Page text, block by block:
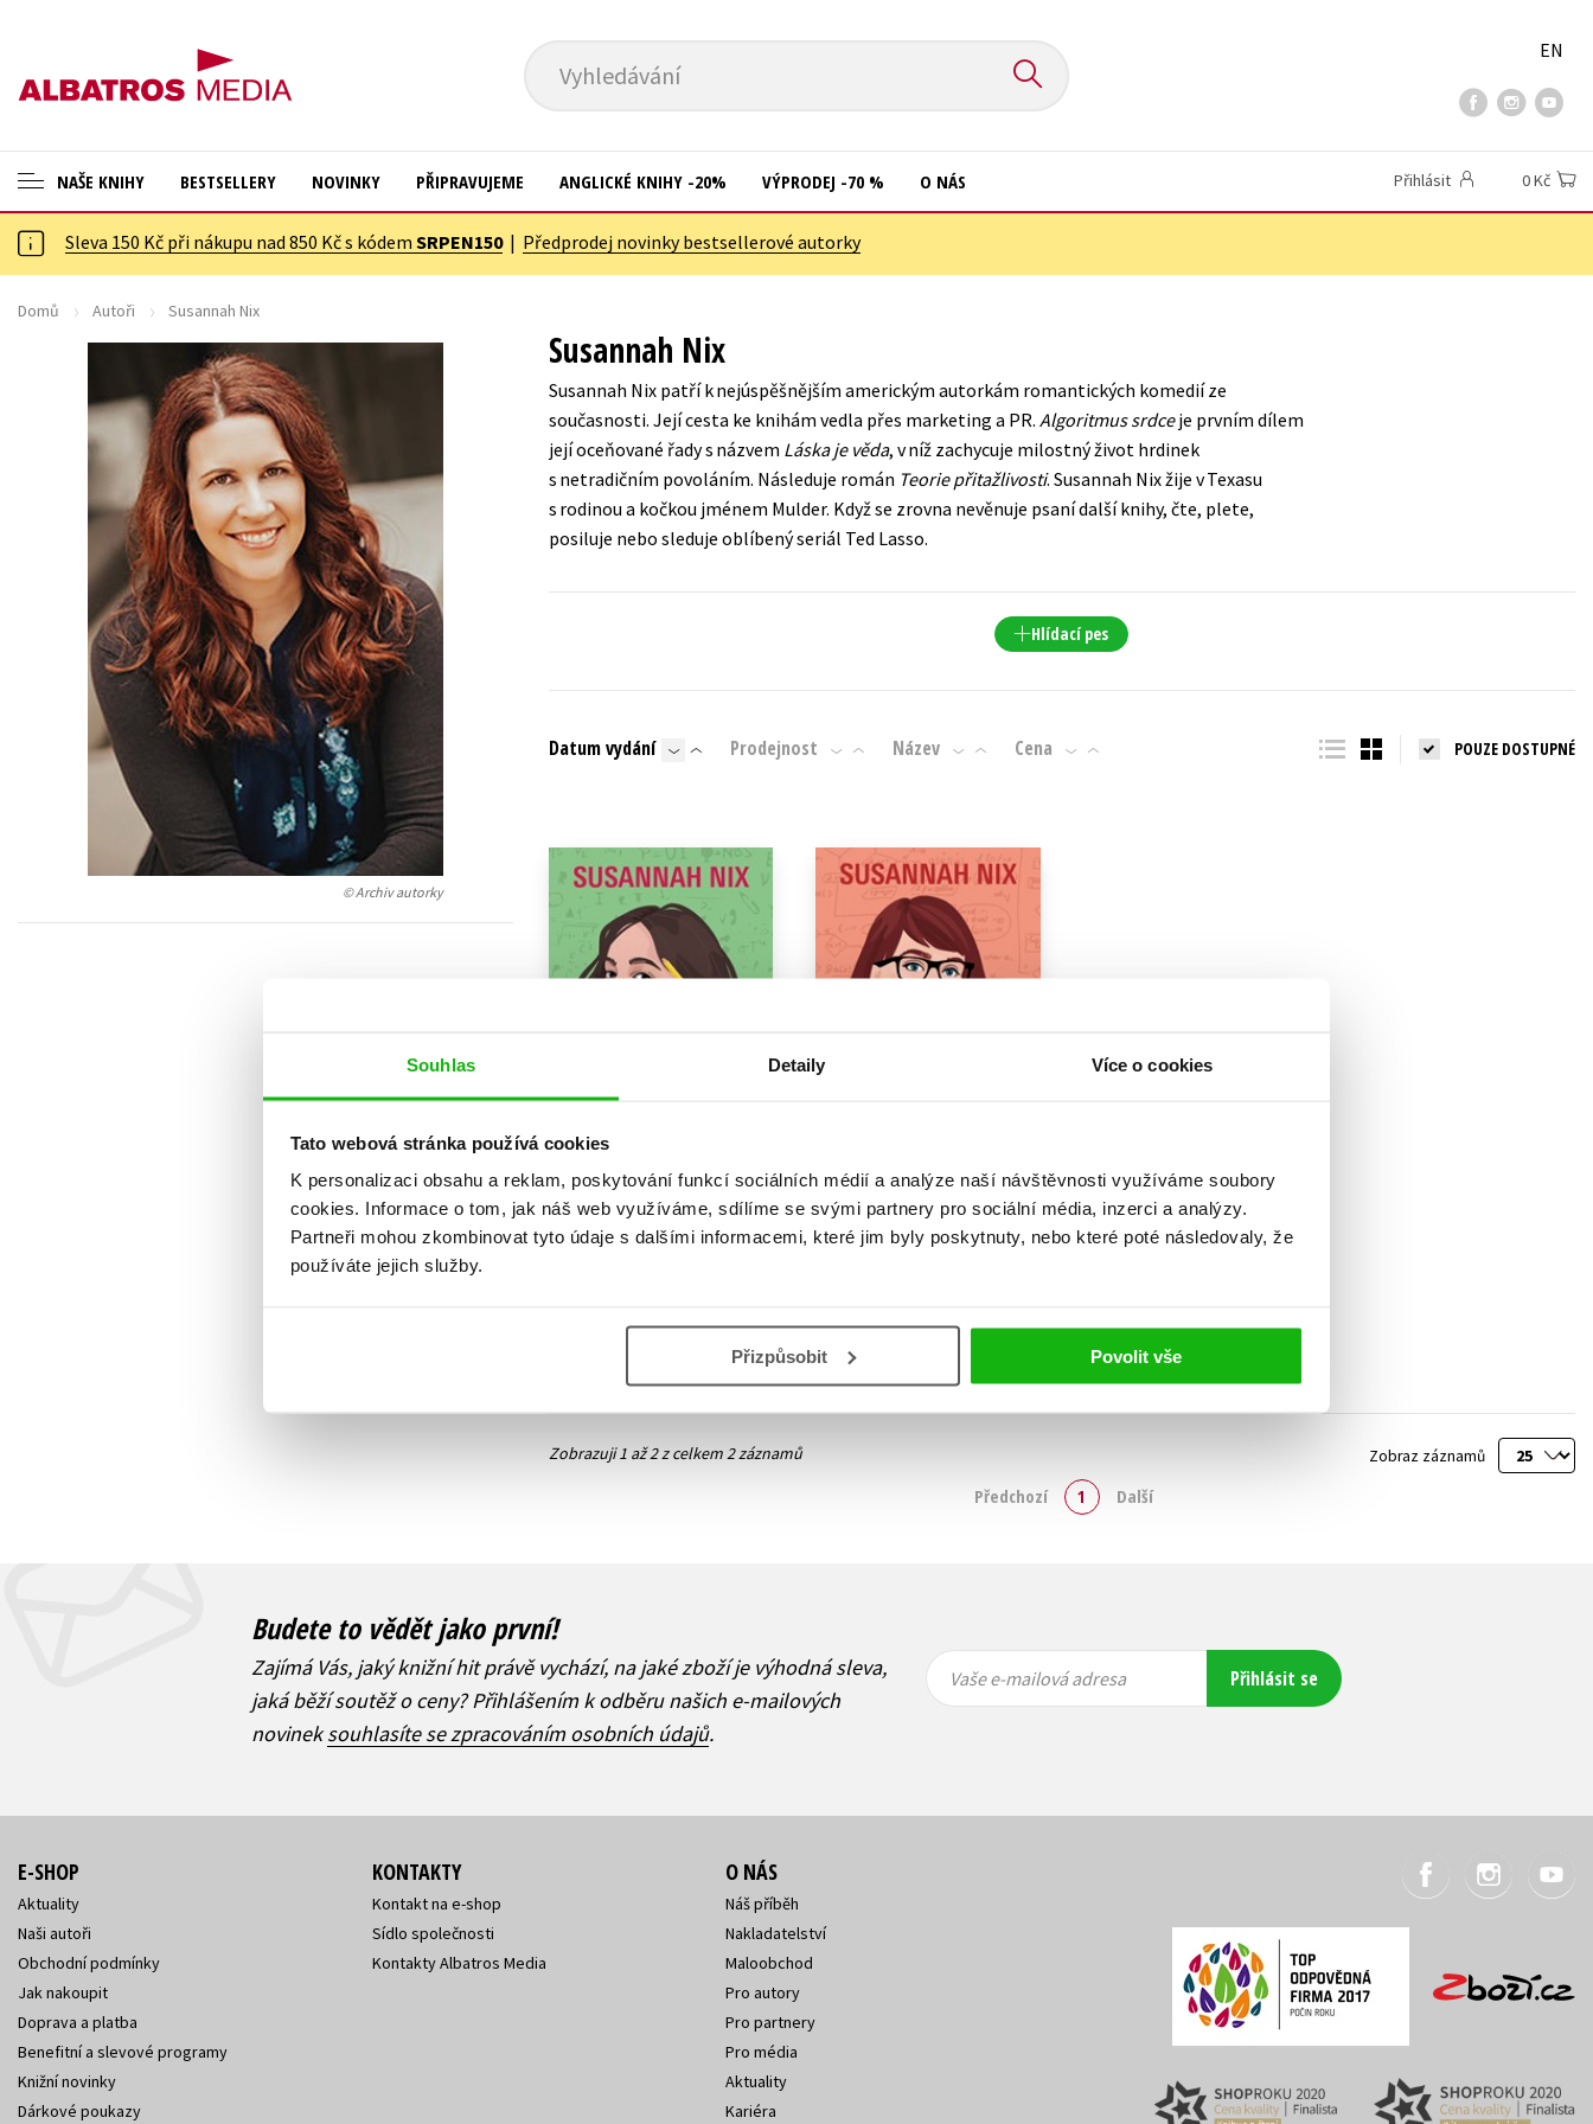
Souhlas Detaily Více o cookies
Tato webová stránka používá cookies
K personalizaci obsahu a reklam, poskytování funkcí sociálních médií a analýze naší návštěvnosti využíváme soubory
cookies. Informace o tom, jak náš web využíváme, sdílíme se svými partnery pro sociální média, inzerci a analýzy.
Partneři mohou zkombinovat tyto údaje s dalšími informacemi, které jim byly poskytnuty, nebo které poté následovaly, že
používáte jejich služby.
Přizpůsobit Povolit vše
Vyhledávání
EN
NAŠE KNIHY
ANGLICKÉ KNIHY -20 %
VÝPRODEJ -70 %
KNIHY S DÁRKEM
ASTERIX S DÁRKEM
🎁DÁRKOVÉ PUBLIKACE
✉️ DÁRKOVÉ POUKAZY
Auto - moto
Beletrie pro děti
Beletrie pro dospělé
Byznys a ekonomie
Cestování
Dárkové zboží
Esoterika a duchovní svět
Historie a military
Hobby
Jazyky
Kalendáře
Kariéra a osobní rozvoj
Komiks
New Adult
Ostatní
Počítače
Poezie
Populárně - naučná pro dospělé
Učebnice
Umění a kultura
Výchova a pedagogika
Young adult
Zahraniční literatura
BESTSELLERY NOVINKY PŘIPRAVUJEME ANGLICKÉ KNIHY -20% VÝPRODEJ -70 % O NÁS Přihlásit 0 Kč
Sleva 150 Kč při nákupu nad 850 Kč s kódem SRPEN150| Předprodej novinky bestsellerové autorky
Domů Autoři Susannah Nix
© Archiv autorky
Susannah Nix
Susannah Nix patří k nejúspěšnějším americkým autorkám romantických komedií ze
současnosti. Její cesta ke knihám vedla přes marketing a PR. Algoritmus srdceje prvním dílem
její oceňované řady s názvem Láska je věda, v níž zachycuje milostný život hrdinek
s netradičním povoláním. Následuje román Teorie přitažlivosti. Susannah Nix žije v Texasu
s rodinou a kočkou jménem Mulder. Když se zrovna nevěnuje psaní další knihy, čte, plete,
posiluje nebo sleduje oblíbený seriál Ted Lasso.
Hlídací pes
Datum vydání Prodejnost Název Cena POUZE DOSTUPNÉ
Teorie přitažlivosti
Susannah Nix
Do košíku
Algoritmus srdce
Susannah Nix
Do košíku
Zobraz záznamů
Zobrazuji 1 až 2 z celkem 2 záznamů
Předchozí 1 Další
Budete to vědět jako první!
Zajímá Vás, jaký knižní hit právě vychází, na jaké zboží je výhodná sleva,
jaká běží soutěž o ceny? Přihlášením k odběru našich e-mailových
novineksouhlasíte se zpracováním osobních údajů.
Vaše e-
mailová
Vaše e-
mailová
Vaše e-mailová adresa Přihlásit se
E-SHOP
Aktuality
Naši autoři
Obchodní podmínky
Jak nakoupit
Doprava a platba
Benefitní a slevové programy
Knižní novinky
Dárkové poukazy
KONTAKTY
Kontakt na e-shop
Sídlo společnosti
Kontakty Albatros Media
O NÁS
Náš příběh
Nakladatelství
Maloobchod
Pro autory
Pro partnery
Pro média
Aktuality
Kariéra